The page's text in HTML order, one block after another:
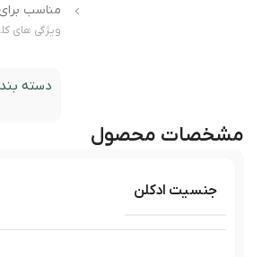
مناسب
ویژگی های
دسته
مشخصات محصول
جنسیت ادکلن